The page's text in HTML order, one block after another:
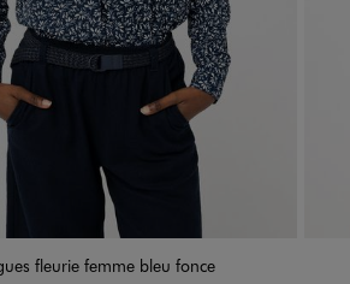
fleurie femme bleu fonce